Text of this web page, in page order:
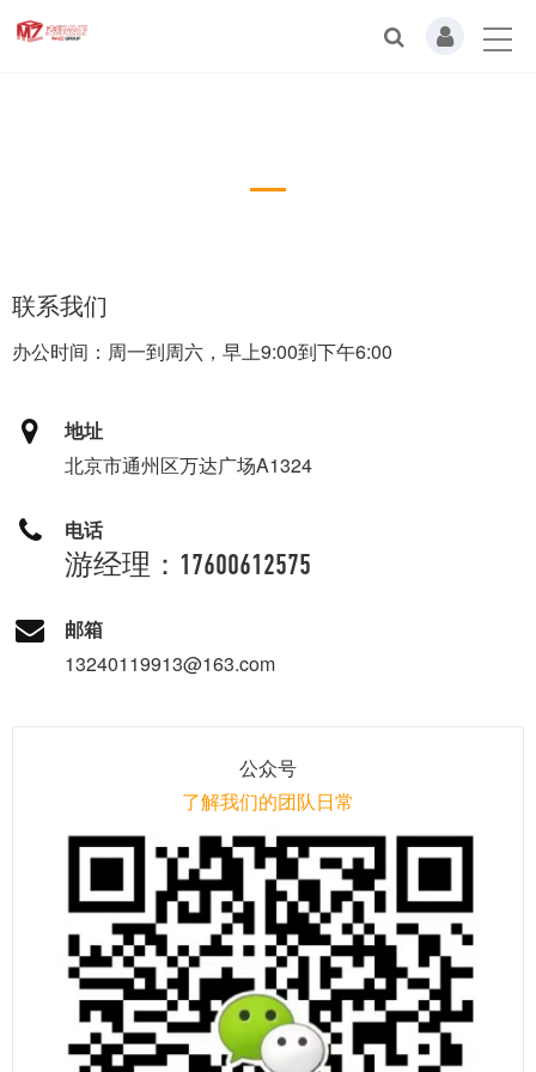
联系我们
办公时间：周一到周六，早上9:00到下午6:00
地址
北京市通州区万达广场A1324
电话
游经理：17600612575
邮箱
13240119913@163.com
公众号
了解我们的团队日常